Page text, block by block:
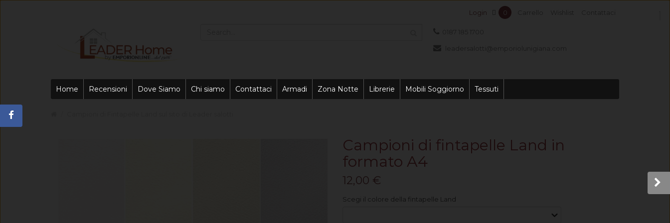
Login 0
Home Recensioni Dove Siamo Chi siamo Contattaci Armadi Zona Notte Librerie Mobili Soggiorno Tessuti
Campioni di fintapelle Land in
formato A4
12,00 €
Scegi il colore della fintapelle Land